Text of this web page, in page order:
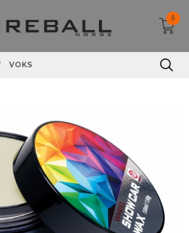
0
VOKS